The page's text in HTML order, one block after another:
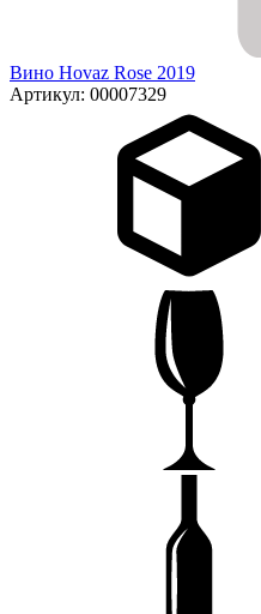
Вино Hovaz Rose 2019
Артикул: 00007329